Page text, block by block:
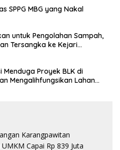
SPPG MBG yang Nakal
untuk Pengolahan Sampah,
Tersangka ke Kejari
Menduga Proyek BLK di
Mengalihfungsikan Lahan